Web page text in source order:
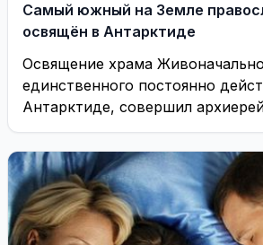
Самый южный на Земле
освящён в Антарктиде
Освящение храма
единственного постоянно
Антарктиде, совершил
северной епархии России,
Марский и Мезенский Иаков, ...